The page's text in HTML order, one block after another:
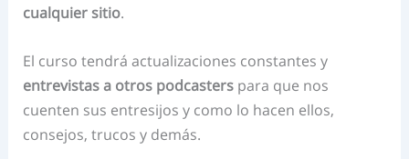
cualquier sitio.
El curso tendrá actualizaciones constantes y
entrevistas a otros podcasters para que nos
cuenten sus entresijos y como lo hacen ellos,
consejos, trucos y demás.